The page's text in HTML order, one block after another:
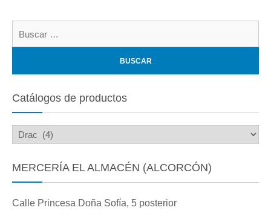
Catálogos de productos
MERCERÍA EL ALMACÉN (ALCORCÓN)
Calle Princesa Doña Sofía, 5 posterior